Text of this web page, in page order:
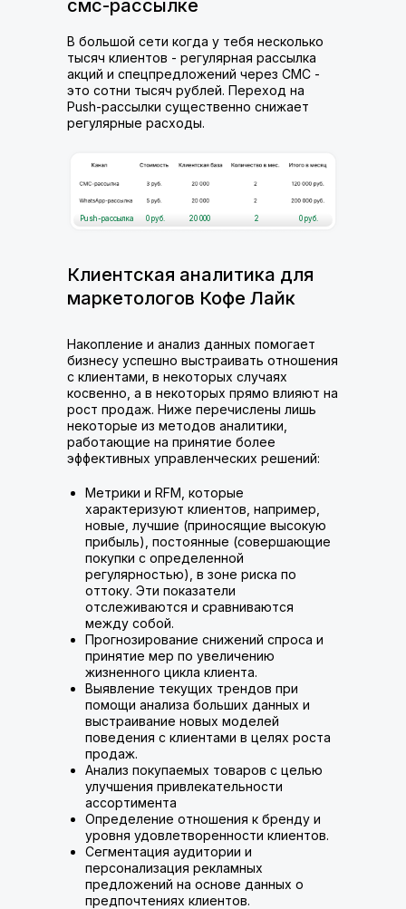
смс-рассылке
В большой сети когда у тебя несколько
тысяч клиентов - регулярная рассылка
акций и спецпредложений через СМС -
это сотни тысяч рублей. Переход на
Push-рассылки существенно снижает
регулярные расходы.
Push-рассылка 0 руб. 20 000 2 0 руб.
Метрики и RFM, которые
характеризуют клиентов, например,
новые, лучшие (приносящие высокую
прибыль), постоянные (совершающие
покупки с определенной
регулярностью), в зоне риска по
оттоку. Эти показатели
отслеживаются и сравниваются
между собой.
Прогнозирование снижений спроса и
принятие мер по увеличению
жизненного цикла клиента.
Выявление текущих трендов при
помощи анализа больших данных и
выстраивание новых моделей
поведения с клиентами в целях роста
продаж.
Анализ покупаемых товаров с целью
улучшения привлекательности
ассортимента
Определение отношения к бренду и
уровня удовлетворенности клиентов.
Сегментация аудитории и
персонализация рекламных
предложений на основе данных о
предпочтениях клиентов.
Клиентская аналитика для
маркетологов Кофе Лайк
Накопление и анализ данных помогает
бизнесу успешно выстраивать отношения
с клиентами, в некоторых случаях
косвенно, а в некоторых прямо влияют на
рост продаж. Ниже перечислены лишь
некоторые из методов аналитики,
работающие на принятие более
эффективных управленческих решений: